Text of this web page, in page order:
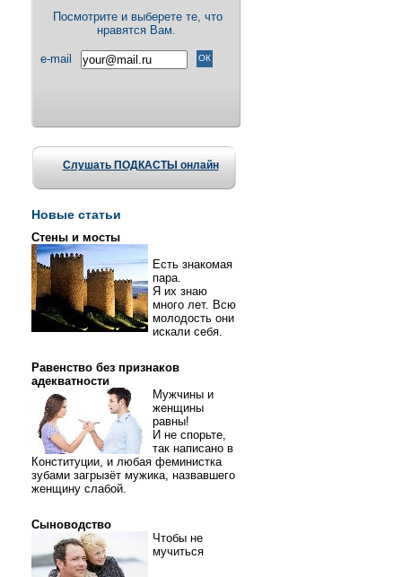
Посмотрите и выберете те, что
нравятся Вам.
e-mail
Слушать ПОДКАСТЫ онлайн
Новые статьи
Стены и мосты
Есть знакомая
пара.
Я их знаю
много лет. Всю
молодость они
искали себя.
Равенство без признаков
адекватности
Мужчины и
женщины
равны!
И не спорьте,
так написано в
Конституции, и любая феминистка
зубами загрызёт мужика, назвавшего
женщину слабой.
Сыноводство
Чтобы не
мучиться